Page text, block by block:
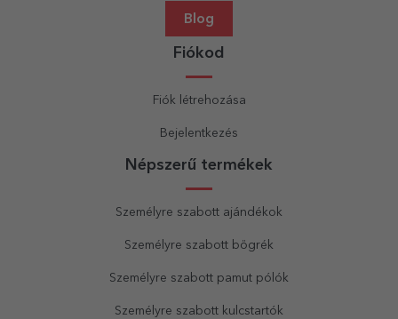
Blog
Fiókod
Fiók létrehozása
Bejelentkezés
Népszerű termékek
Személyre szabott ajándékok
Személyre szabott bögrék
Személyre szabott pamut pólók
Személyre szabott kulcstartók